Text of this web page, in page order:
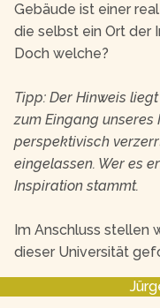
Gebäude ist einer
die selbst ein Ort der
Doch welche?
Tipp: Der Hinweis
zum Eingang unseres
perspektivisch
eingelassen. Wer es
Inspiration stammt.
Im Anschluss stellen
dieser Universität